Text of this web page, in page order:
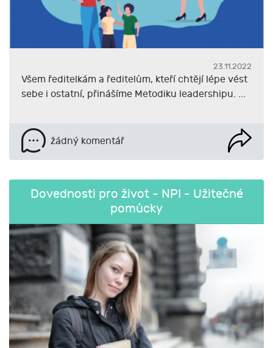
23.11.2022
Všem ředitelkám a ředitelům, kteří chtějí lépe vést
sebe i ostatní, přinášíme Metodiku leadershipu. ...
žádný komentář
Dovednosti pro život - NPI - Užitečné
pomůcky